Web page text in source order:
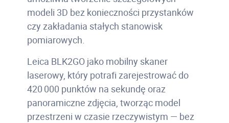
modeli 3D bez konieczności przystanków
czy zakładania stałych stanowisk
pomiarowych.
Leica BLK2GO jako mobilny skaner
laserowy, który potrafi zarejestrować do
420 000 punktów na sekundę oraz
panoramiczne zdjęcia, tworząc model
przestrzeni w czasie rzeczywistym — bez